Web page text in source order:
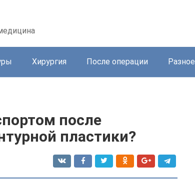
Хирургия После операции Разное
после
пластики?